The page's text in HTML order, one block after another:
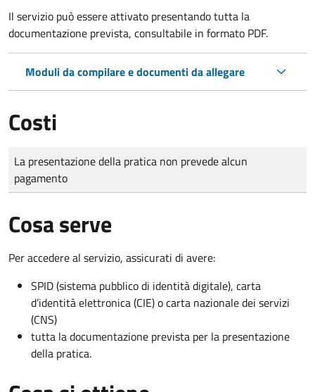
Il servizio può essere attivato presentando tutta la
documentazione prevista, consultabile in formato PDF.
Moduli da compilare e documenti da allegare
Costi
Tipo di pagamento
Importo
La presentazione della pratica non prevede alcun
pagamento
Cosa serve
Per accedere al servizio, assicurati di avere:
SPID (sistema pubblico di identità digitale), carta
d’identità elettronica (CIE) o carta nazionale dei servizi
(CNS)
tutta la documentazione prevista per la presentazione
della pratica.